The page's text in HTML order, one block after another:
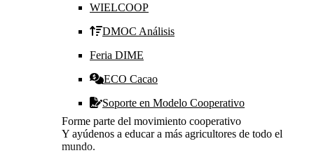
WIELCOOP
DMOC Análisis
Feria DIME
ECO Cacao
Soporte en Modelo Cooperativo
Forme parte del movimiento cooperativo
Y ayúdenos a educar a más agricultores de todo el
mundo.